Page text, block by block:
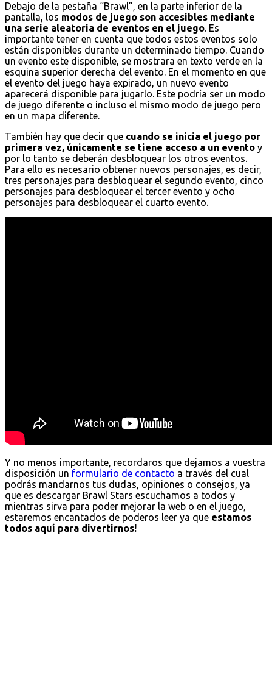
Debajo de la pestaña “Brawl”, en la parte inferior de la
pantalla, los modos de juego son accesibles mediante
una serie aleatoria de eventos en el juego. Es
importante tener en cuenta que todos estos eventos solo
están disponibles durante un determinado tiempo. Cuando
un evento este disponible, se mostrara en texto verde en la
esquina superior derecha del evento. En el momento en que
el evento del juego haya expirado, un nuevo evento
aparecerá disponible para jugarlo. Este podría ser un modo
de juego diferente o incluso el mismo modo de juego pero
en un mapa diferente.
También hay que decir que cuando se inicia el juego por
primera vez, únicamente se tiene acceso a un evento y
por lo tanto se deberán desbloquear los otros eventos.
Para ello es necesario obtener nuevos personajes, es decir,
tres personajes para desbloquear el segundo evento, cinco
personajes para desbloquear el tercer evento y ocho
personajes para desbloquear el cuarto evento.
Y no menos importante, recordaros que dejamos a vuestra
disposición un formulario de contacto a través del cual
podrás mandarnos tus dudas, opiniones o consejos, ya
que es descargar Brawl Stars escuchamos a todos y
mientras sirva para poder mejorar la web o en el juego,
estaremos encantados de poderos leer ya que estamos
todos aquí para divertirnos!